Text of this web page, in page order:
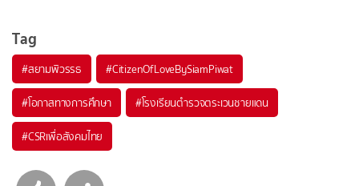
Tag
#สยามพิวรรธ #CitizenOfLoveBySiamPiwat
#โอกาสทางการศึกษา #โรงเรียนตำรวจตระเวนชายแดน
#CSRเพื่อสังคมไทย